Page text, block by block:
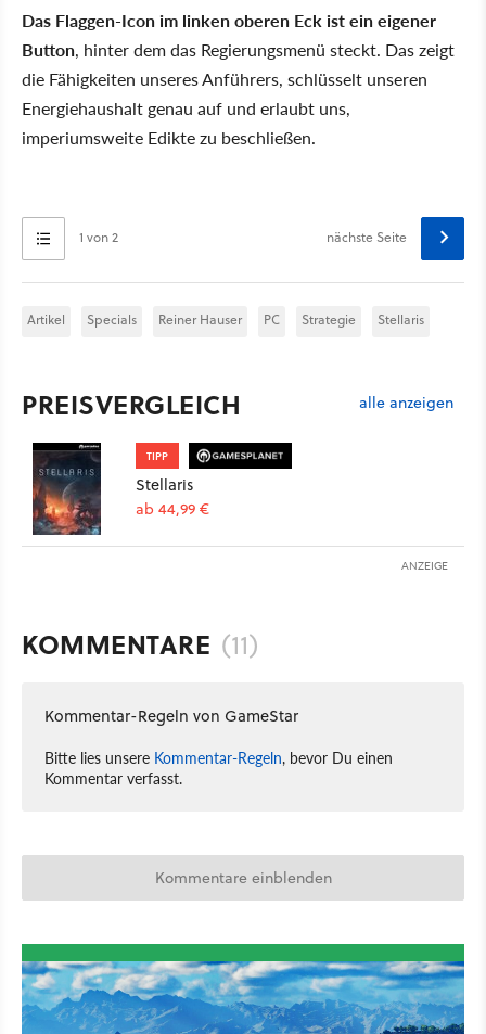
Das Flaggen-Icon im linken oberen Eck ist ein eigener
Button, hinter dem das Regierungsmenü steckt. Das zeigt
die Fähigkeiten unseres Anführers, schlüsselt unseren
Energiehaushalt genau auf und erlaubt uns,
imperiumsweite Edikte zu beschließen.
1 von 2 nächste Seite
Artikel Specials Reiner Hauser PC Strategie Stellaris
PREISVERGLEICH alle anzeigen
TIPP
Stellaris
ab 44,99 €
ANZEIGE
KOMMENTARE (11)
Kommentar-Regeln von GameStar
Bitte lies unsere Kommentar-Regeln, bevor Du einen
Kommentar verfasst.
Kommentare einblenden